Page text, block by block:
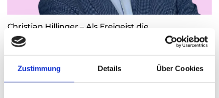
Zustimmung Details Über Cookies
Christian Hillinger – Als Freigeist die
Selbständigkeit immer schon fasziniert
Thomas Nasswetter 3. AUGUST 2026